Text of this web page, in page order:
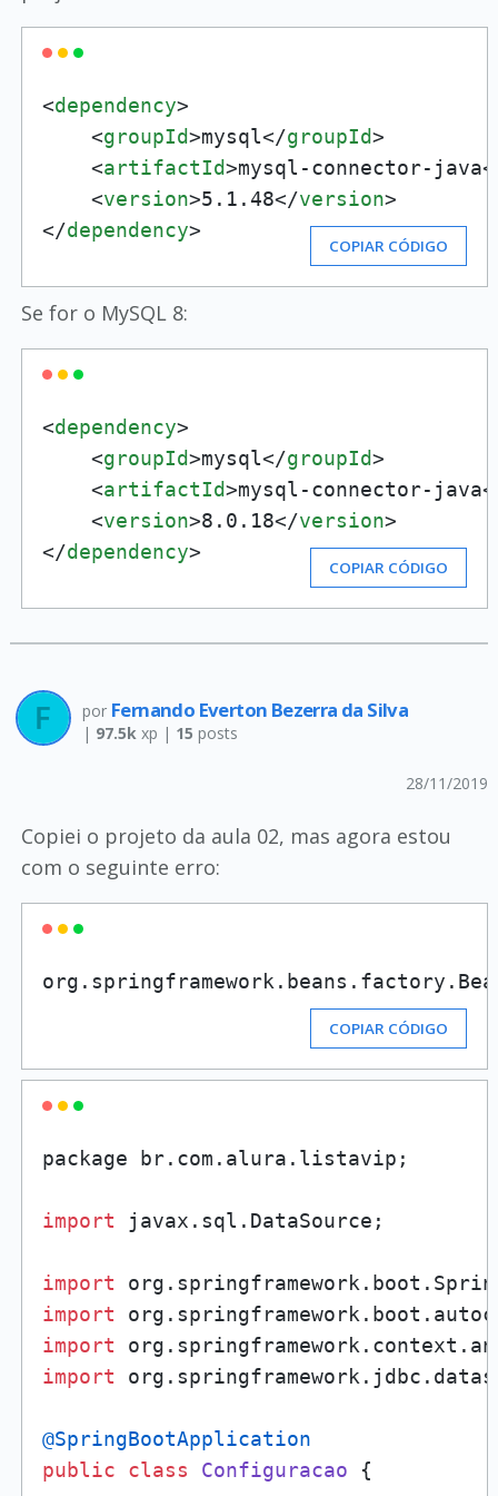
<dependency>
<groupId>mysql</groupId>
<artifactId>mysql-connector-java
<version>5.1.48</version>
</dependency>
COPIAR CÓDIGO
Se for o MySQL 8:
<dependency>
<groupId>mysql</groupId>
<artifactId>mysql-connector-java
<version>8.0.18</version>
</dependency>
COPIAR CÓDIGO
por Fernando Everton Bezerra da Silva
| 97.5kxp | 15 posts
28/11/2019
Copiei o projeto da aula 02, mas agora estou
com o seguinte erro:
COPIAR CÓDIGO
package br. com . alura . listavip ;
import javax. sql . DataSource ;
import org. springframework . boot .
import org. springframework . boot .
import org. springframework . context .
import org. springframework . jdbc .
@SpringBootApplication
public
class Configuracao {